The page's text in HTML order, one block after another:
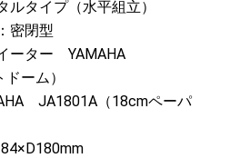
ルタイプ（水平組立）
密閉型
ーター YAMAHA
ーム）
JA1801A（18cmペーパ